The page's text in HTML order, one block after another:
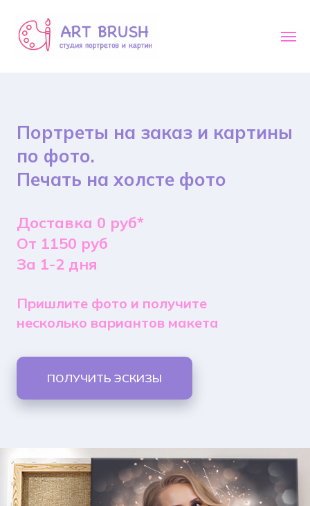
Портреты на заказ и картины
по фото.
Печать на холсте фото
Доставка 0 руб*
От 1150 руб
За 1-2 дня
Пришлите фото и получите
несколько вариантов макета
ПОЛУЧИТЬ ЭСКИЗЫ